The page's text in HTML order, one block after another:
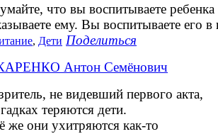
что вы воспитываете ребенка
ему. Вы воспитываете его
, Дети Поделиться
Антон Семёнович
не видевший первого акта,
теряются дети.
же они ухитряются как-то